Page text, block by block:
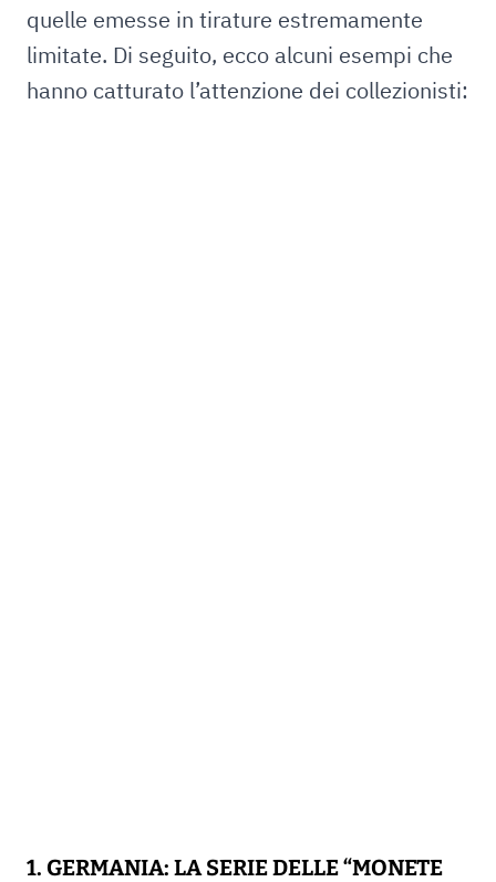
quelle emesse in tirature estremamente
limitate. Di seguito, ecco alcuni esempi che
hanno catturato l’attenzione dei collezionisti:
1. GERMANIA: LA SERIE DELLE “MONETE